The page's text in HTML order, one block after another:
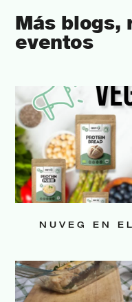
Más blogs,
eventos
NUVEG EN